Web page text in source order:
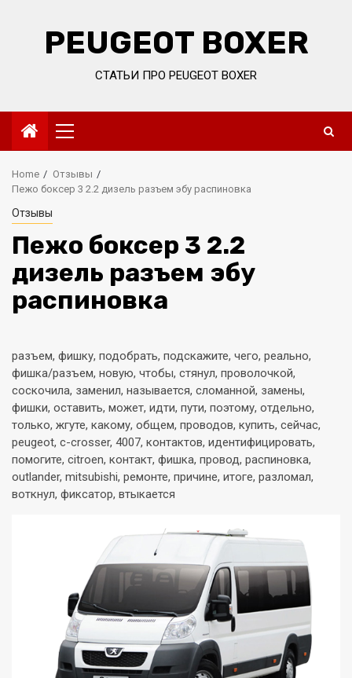
PEUGEOT BOXER
СТАТЬИ ПРО PEUGEOT BOXER
Primary
Menu
Home
Отзывы
Пежо боксер 3 2.2 дизель разъем эбу распиновка
Отзывы
Пежо боксер 3 2.2
дизель разъем эбу
распиновка
разъем, фишку, подобрать, подскажите, чего, реально,
фишка/разъем, новую, чтобы, стянул, проволочкой,
соскочила, заменил, называется, сломанной, замены,
фишки, оставить, может, идти, пути, поэтому, отдельно,
только, жгуте, какому, общем, проводов, купить, сейчас,
peugeot, c-crosser, 4007, контактов, идентифицировать,
помогите, citroen, контакт, фишка, провод, распиновка,
outlander, mitsubishi, ремонте, причине, итоге, разломал,
воткнул, фиксатор, втыкается